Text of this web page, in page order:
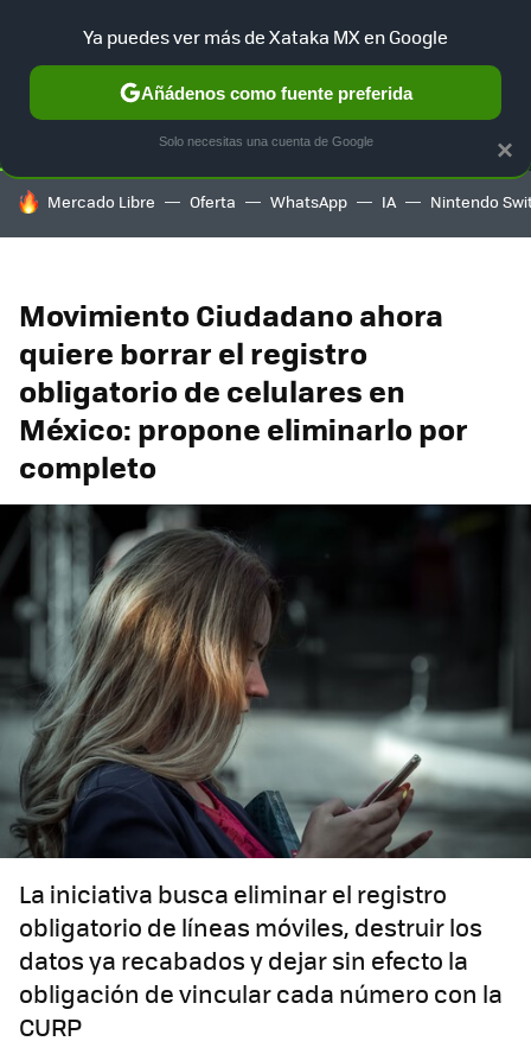
SELECCIÓN GAMING HOME AUTO TERRITORIO
HOY SE HABLA DE
Mercado Libre Oferta WhatsApp IA Nintendo
Movimiento Ciudadano ahora
quiere borrar el registro
obligatorio de celulares en
México: propone eliminarlo por
completo
La iniciativa busca eliminar el registro
obligatorio de líneas móviles, destruir los
datos ya recabados y dejar sin efecto la
obligación de vincular cada número con la
CURP
×
Ya puedes ver más de Xataka MX en Google
Añádenos como fuente preferida
Solo necesitas una cuenta de Google